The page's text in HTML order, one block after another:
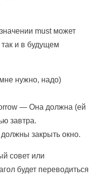
must может
и в будущем
нужно, надо)
— Она должна (ей
завтра.
закрыть окно.
совет или
будет переводиться